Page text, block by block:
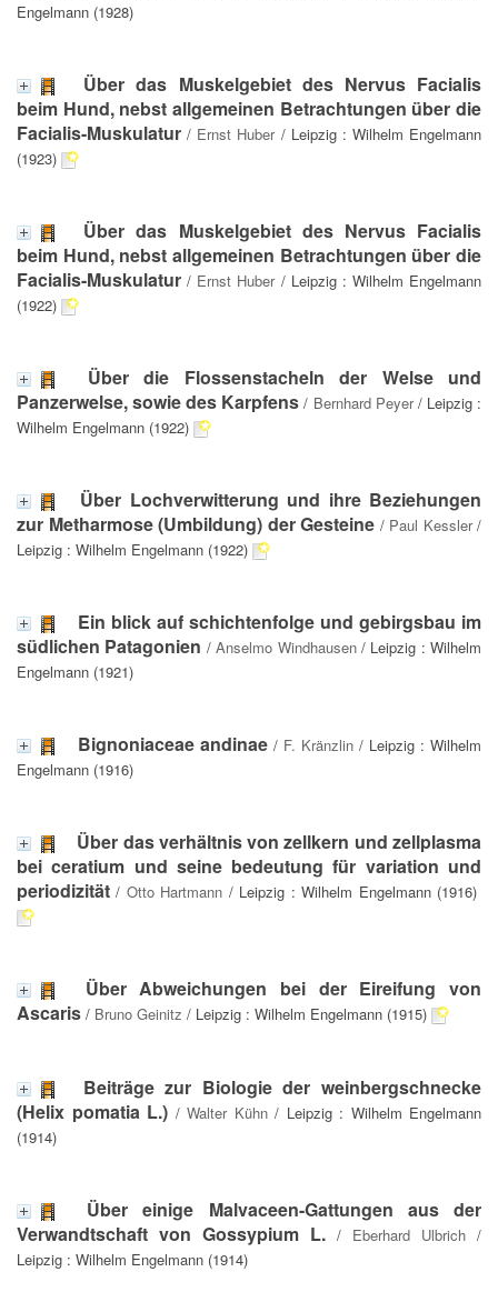
Engelmann (1928)
Über das Muskelgebiet des Nervus Facialis
beim Hund, nebst allgemeinen Betrachtungen über die
Facialis-Muskulatur / Ernst Huber/ Leipzig : Wilhelm Engelmann
(1923)
Über das Muskelgebiet des Nervus Facialis
beim Hund, nebst allgemeinen Betrachtungen über die
Facialis-Muskulatur / Ernst Huber/ Leipzig : Wilhelm Engelmann
(1922)
Über die Flossenstacheln der Welse und
Panzerwelse, sowie des Karpfens / Bernhard Peyer/ Leipzig :
Wilhelm Engelmann (1922)
Über Lochverwitterung und ihre Beziehungen
zur Metharmose (Umbildung) der Gesteine / Paul Kessler/
Leipzig : Wilhelm Engelmann (1922)
Ein blick auf schichtenfolge und gebirgsbau im
südlichen Patagonien /Anselmo Windhausen/ Leipzig : Wilhelm
Engelmann (1921)
Bignoniaceae andinae / F. Kränzlin / Leipzig : Wilhelm
Engelmann (1916)
Über das verhältnis von zellkern und zellplasma
bei ceratium und seine bedeutung für variation und
periodizität / Otto Hartmann / Leipzig : Wilhelm Engelmann (1916)
Über Abweichungen bei der Eireifung von
Ascaris / Bruno Geinitz / Leipzig : Wilhelm Engelmann (1915)
Beiträge zur Biologie der weinbergschnecke
(Helix pomatia L.) / Walter Kühn/ Leipzig : Wilhelm Engelmann
(1914)
Über einige Malvaceen-Gattungen aus der
Verwandtschaft von Gossypium L. / Eberhard Ulbrich /
Leipzig : Wilhelm Engelmann (1914)